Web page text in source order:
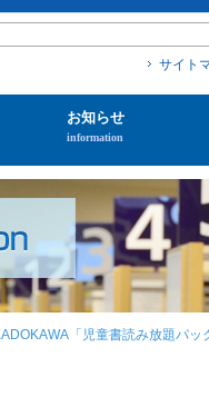
サイト
お知らせ
information
「児童書読み放題パ